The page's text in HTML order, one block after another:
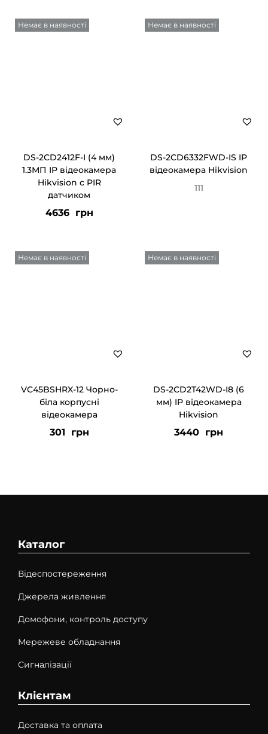
Немає в наявності
DS-2CD2412F-I (4 мм)
1.3МП IP відеокамера
Hikvision c PIR
датчиком
4636 грн
Немає в наявності
DS-2CD6332FWD-IS IP
відеокамера Hikvision
111
Немає в наявності
VC45BSHRX-12 Чорно-
біла корпусні
відеокамера
301 грн
Немає в наявності
DS-2CD2T42WD-I8 (6
мм) IP відеокамера
Hikvision
3440 грн
Каталог
Відеспостереження
Джерела живлення
Домофони, контроль доступу
Мережеве обладнання
Сигналізації
Клієнтам
Доставка та оплата